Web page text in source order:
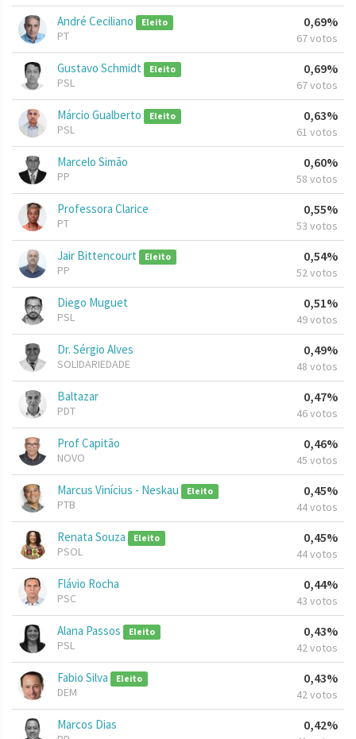
André Ceciliano Eleito
PT
0,69%
67 votos
Gustavo Schmidt Eleito
PSL
0,69%
67 votos
Márcio Gualberto Eleito
PSL
0,63%
61 votos
Marcelo Simão
PP
0,60%
58 votos
Professora Clarice
PT
0,55%
53 votos
Jair Bittencourt Eleito
PP
0,54%
52 votos
Diego Muguet
PSL
0,51%
49 votos
Dr. Sérgio Alves
SOLIDARIEDADE
0,49%
48 votos
Baltazar
PDT
0,47%
46 votos
Prof Capitão
NOVO
0,46%
45 votos
Marcus Vinícius - Neskau Eleito
PTB
0,45%
44 votos
Renata Souza Eleito
PSOL
0,45%
44 votos
Flávio Rocha
PSC
0,44%
43 votos
Alana Passos Eleito
PSL
0,43%
42 votos
Fabio Silva Eleito
DEM
0,43%
42 votos
Marcos Dias 0,42%